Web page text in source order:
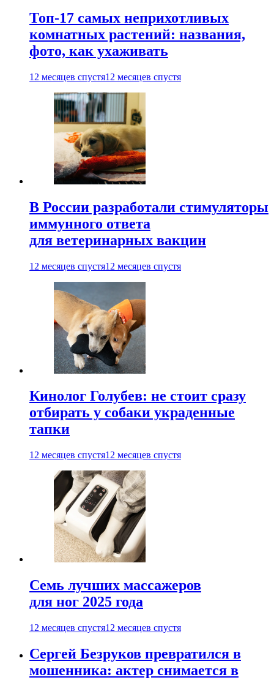
Топ-17 самых неприхотливых
комнатных растений: названия,
фото, как ухаживать
12 месяцев спустя12 месяцев спустя
В России разработали стимуляторы
иммунного ответа
для ветеринарных вакцин
12 месяцев спустя12 месяцев спустя
Кинолог Голубев: не стоит сразу
отбирать у собаки украденные
тапки
12 месяцев спустя12 месяцев спустя
Семь лучших массажеров
для ног 2025 года
12 месяцев спустя12 месяцев спустя
Сергей Безруков превратился в
мошенника: актер снимается в